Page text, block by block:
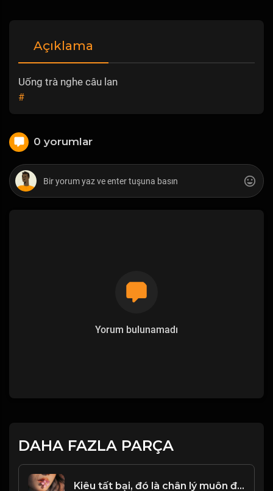
Açıklama
Uống trà nghe câu lan
#
0 yorumlar
Yorum bulunamadı
DAHA FAZLA PARÇA
Kiêu tất bại, đó là chân lý muôn đời! & Đạo